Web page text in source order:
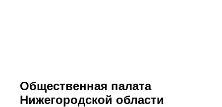
Общественная палата
Нижегородской области